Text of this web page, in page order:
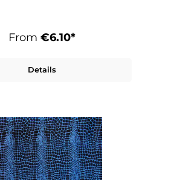
From €6.10*
Details